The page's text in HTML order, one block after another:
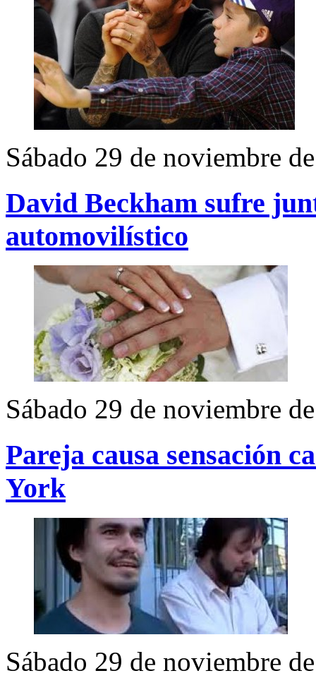
Sábado 29 de noviembre
David Beckham sufre
automovilístico
Sábado 29 de noviembre
Pareja causa sensación
York
Sábado 29 de noviembre